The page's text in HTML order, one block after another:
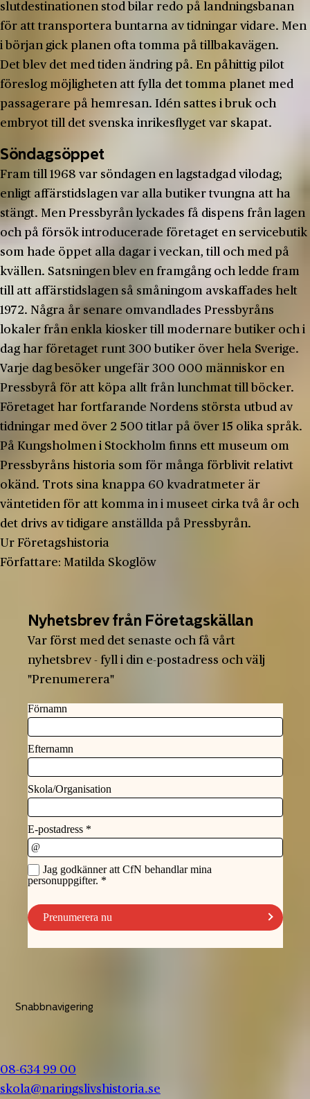
slutdestinationen stod bilar redo på landningsbanan
för att transportera buntarna av tidningar vidare. Men
i början gick planen ofta tomma på tillbakavägen.
Det blev det med tiden ändring på. En påhittig pilot
föreslog möjligheten att fylla det tomma planet med
passagerare på hemresan. Idén sattes i bruk och
embryot till det svenska inrikesflyget var skapat.
Söndagsöppet
Fram till 1968 var söndagen en lagstadgad vilodag;
enligt affärstidslagen var alla butiker tvungna att ha
stängt. Men Pressbyrån lyckades få dispens från lagen
och på försök introducerade företaget en servicebutik
som hade öppet alla dagar i veckan, till och med på
kvällen. Satsningen blev en framgång och ledde fram
till att affärstidslagen så småningom avskaffades helt
1972. Några år senare omvandlades Pressbyråns
lokaler från enkla kiosker till modernare butiker och i
dag har företaget runt 300 butiker över hela Sverige.
Varje dag besöker ungefär 300 000 människor en
Pressbyrå för att köpa allt från lunchmat till böcker.
Företaget har fortfarande Nordens största utbud av
tidningar med över 2 500 titlar på över 15 olika språk.
På Kungsholmen i Stockholm finns ett museum om
Pressbyråns historia som för många förblivit relativt
okänd. Trots sina knappa 60 kvadratmeter är
väntetiden för att komma in i museet cirka två år och
det drivs av tidigare anställda på Pressbyrån.
Ur Företagshistoria
Författare: Matilda Skoglöw
Nyhetsbrev från Företagskällan
Var först med det senaste och få vårt
nyhetsbrev - fyll i din e-postadress och välj
"Prenumerera"
Snabbnavigering
08-634 99 00
skola@naringslivshistoria.se